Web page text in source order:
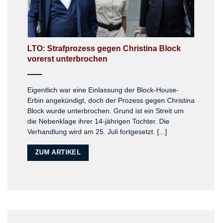
LTO: Straf­pro­zess gegen Chris­tina Block
vor­erst unter­bro­chen
Eigentlich war eine Einlassung der Block-House-
Erbin angekündigt, doch der Prozess gegen Christina
Block wurde unterbrochen. Grund ist ein Streit um
die Nebenklage ihrer 14-jährigen Tochter. Die
Verhandlung wird am 25. Juli fortgesetzt. [...]
ZUM ARTIKEL